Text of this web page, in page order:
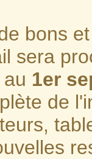
bons
sera
1er
de